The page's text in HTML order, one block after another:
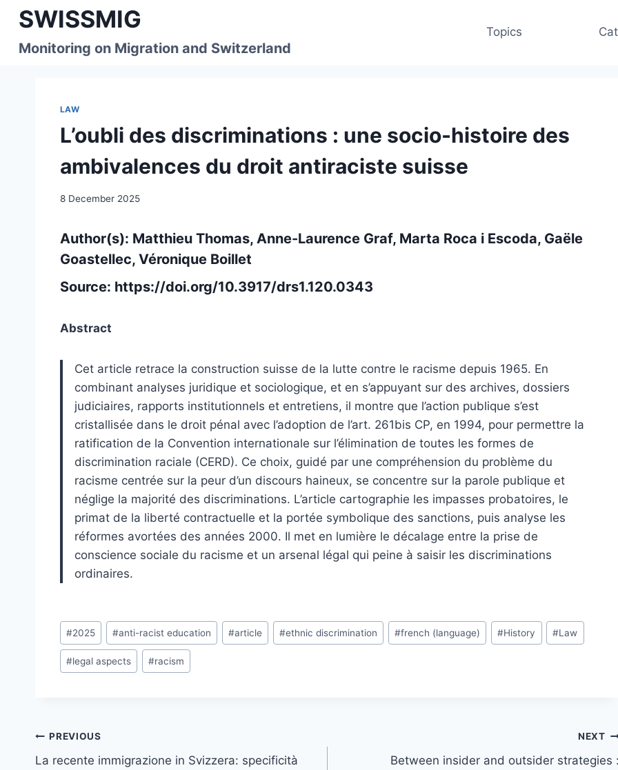
Skip
content
SWISSMIG
Monitoring on Migration and Switzerland
Topics
LAW
L’oubli des discriminations : une socio-histoire des
ambivalences du droit antiraciste suisse
8 December 2025
Author(s): Matthieu Thomas, Anne-Laurence Graf, Marta Roca i Escoda, Gaële
Goastellec, Véronique Boillet
Source: https://doi.org/10.3917/drs1.120.0343
Abstract
Cet article retrace la construction suisse de la lutte contre le racisme depuis 1965. En
combinant analyses juridique et sociologique, et en s’appuyant sur des archives, dossiers
judiciaires, rapports institutionnels et entretiens, il montre que l’action publique s’est
cristallisée dans le droit pénal avec l’adoption de l’art. 261bis CP, en 1994, pour permettre la
ratification de la Convention internationale sur l’élimination de toutes les formes de
discrimination raciale (CERD). Ce choix, guidé par une compréhension du problème du
racisme centrée sur la peur d’un discours haineux, se concentre sur la parole publique et
néglige la majorité des discriminations. L’article cartographie les impasses probatoires, le
primat de la liberté contractuelle et la portée symbolique des sanctions, puis analyse les
réformes avortées des années 2000. Il met en lumière le décalage entre la prise de
conscience sociale du racisme et un arsenal légal qui peine à saisir les discriminations
ordinaires.
Post
Tags:
#2025 #anti-racist education #article #ethnic discrimination #french (language) #History #Law
#legal aspects #racism
Post
navigation
PREVIOUS
La recente immigrazione in Svizzera: specificità
NEXT
Between insider and outsider strategies :